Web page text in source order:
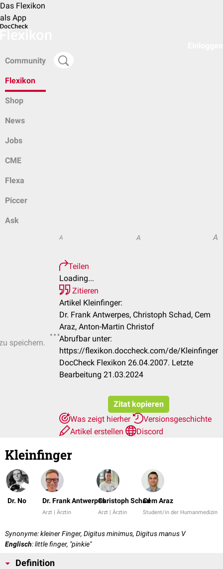
Das Flexikon
als App
Community
Flexikon
Shop
News
Jobs
CME
Flexa
Piccer
Ask
speichern.
A A A
Teilen
Loading...
Zitieren
Artikel Kleinfinger:
Dr. Frank Antwerpes, Christoph Schad, Cem
Araz, Anton-Martin Christof
Abrufbar unter:
https://flexikon.doccheck.com/de/Kleinfinger
DocCheck Flexikon 26.04.2007. Letzte
Bearbeitung 21.03.2024
Zitat kopieren
Was zeigt hierher
Versionsgeschichte
Artikel erstellen
Discord
Kleinfinger
Dr. No Dr. Frank Antwerpes
Arzt | Ärztin
Christoph Schad
Arzt | Ärztin
Cem Araz
Student/in der Humanmedizin
Synonyme: kleiner Finger, Digitus minimus, Digitus manus V
Englisch: little finger, "pinkie"
Definition